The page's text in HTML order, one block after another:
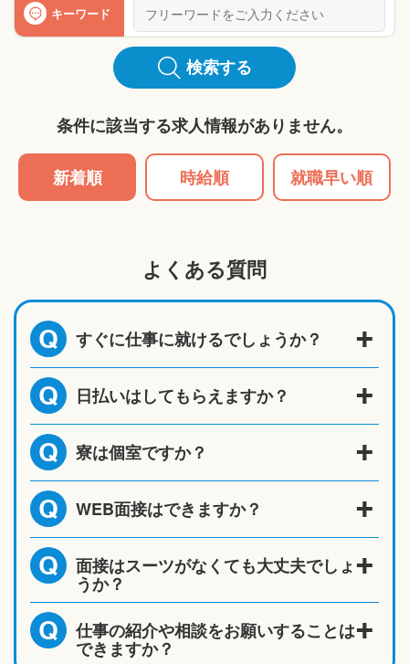
キーワード
検索する
条件に該当する求人情報がありません。
新着順 時給順 就職早い順
よくある質問
Q すぐに仕事に就けるでしょうか？
Q 日払いはしてもらえますか？
Q 寮は個室ですか？
Q WEB面接はできますか？
Q 面接はスーツがなくても大丈夫でしょ
うか？
Q 仕事の紹介や相談をお願いすることは
できますか？